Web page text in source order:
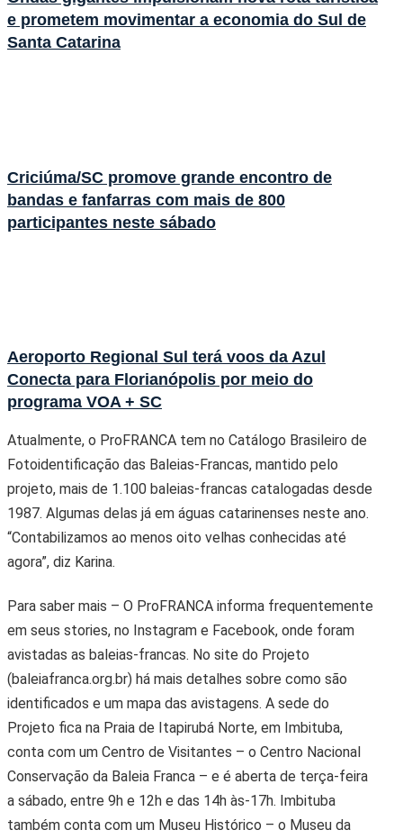
e prometem movimentar a economia do Sul de
Santa Catarina
Criciúma/SC promove grande encontro de
bandas e fanfarras com mais de 800
participantes neste sábado
Aeroporto Regional Sul terá voos da Azul
Conecta para Florianópolis por meio do
programa VOA + SC
Atualmente, o ProFRANCA tem no Catálogo Brasileiro de
Fotoidentificação das Baleias-Francas, mantido pelo
projeto, mais de 1.100 baleias-francas catalogadas desde
1987. Algumas delas já em águas catarinenses neste ano.
“Contabilizamos ao menos oito velhas conhecidas até
agora”, diz Karina.
Para saber mais – O ProFRANCA informa frequentemente
em seus stories, no Instagram e Facebook, onde foram
avistadas as baleias-francas. No site do Projeto
(baleiafranca.org.br) há mais detalhes sobre como são
identificados e um mapa das avistagens. A sede do
Projeto fica na Praia de Itapirubá Norte, em Imbituba,
conta com um Centro de Visitantes – o Centro Nacional
Conservação da Baleia Franca – e é aberta de terça-feira
a sábado, entre 9h e 12h e das 14h às-17h. Imbituba
também conta com um Museu Histórico – o Museu da